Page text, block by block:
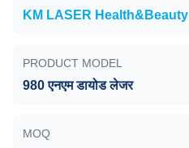
KM LASER Health&Beauty
PRODUCT MODEL
980 एनएम डायोड लेजर
MOQ